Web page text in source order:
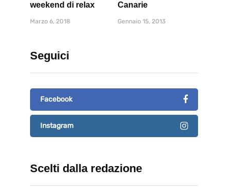
weekend di relax
Marzo 6, 2018
Canarie
Gennaio 15, 2013
Seguici
Facebook
Instagram
Scelti dalla redazione